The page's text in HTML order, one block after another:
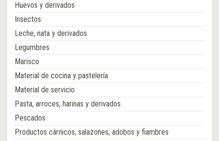
Huevos y derivados
Insectos
Leche, nata y derivados
Legumbres
Marisco
Material de cocina y pastelería
Material de servicio
Pasta, arroces, harinas y derivados
Pescados
Productos cárnicos, salazones, adobos y fiambres